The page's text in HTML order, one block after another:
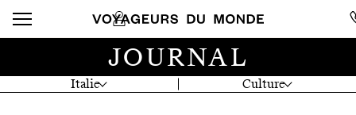
Italie Culture
JOURNAL